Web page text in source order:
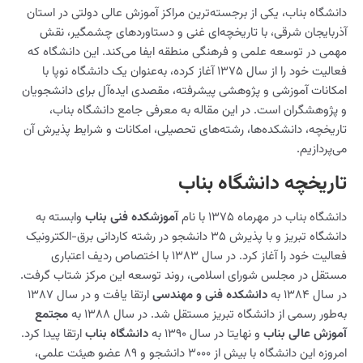
دانشگاه بناب، یکی از برجسته‌ترین مراکز آموزش عالی دولتی در استان
آذربایجان شرقی، با تاریخچه‌ای غنی و دستاوردهای چشمگیر، نقش
مهمی در توسعه علمی و فرهنگی منطقه ایفا می‌کند. این دانشگاه که
فعالیت خود را از سال ۱۳۷۵ آغاز کرده، به‌عنوان یک دانشگاه نوپا با
امکانات آموزشی و پژوهشی پیشرفته، مقصدی ایده‌آل برای دانشجویان
و پژوهشگران است. در این مقاله به معرفی جامع دانشگاه بناب،
تاریخچه، دانشکده‌ها، رشته‌های تحصیلی، امکانات و شرایط پذیرش آن
می‌پردازیم.
تاریخچه دانشگاه بناب
دانشگاه بناب در مهرماه ۱۳۷۵ با نام آموزشکده فنی بناب وابسته به
دانشگاه تبریز و با پذیرش ۳۵ دانشجو در رشته کاردانی برق-الکترونیک
فعالیت خود را آغاز کرد. در سال ۱۳۸۳ با اختصاص ردیف اعتباری
مستقل در مجلس شورای اسلامی، روند توسعه این مرکز شتاب گرفت.
در سال ۱۳۸۴ به
دانشکده فنی و مهندسی
ارتقا یافت و در سال ۱۳۸۷
به‌طور رسمی از دانشگاه تبریز مستقل شد. در سال ۱۳۸۸ به
مجتمع
آموزش عالی بناب و نهایتا در سال ۱۳۹۰ به دانشگاه بنابارتقا پیدا کرد.
امروزه این دانشگاه با بیش از ۳۰۰۰ دانشجو و ۸۹ عضو هیئت علمی،